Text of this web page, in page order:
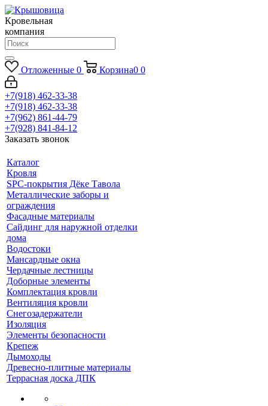
Кровельная
компания
Отложенные 0 Корзина0 0
+7(918) 462-33-38
+7(918) 462-33-38
+7(962) 861-44-79
+7(928) 841-84-12
Заказать звонок
Каталог
Кровля
SPC-покрытия Дёке Тавола
Металлические заборы и
ограждения
Фасадные материалы
Сайдинг для наружной отделки
дома
Водостоки
Мансардные окна
Чердачные лестницы
Доборные элементы
Комплектация кровли
Вентиляция кровли
Снегозадержатели
Изоляция
Элементы безопасности
Крепеж
Дымоходы
Древесно-плитные материалы
Террасная доска ДПК